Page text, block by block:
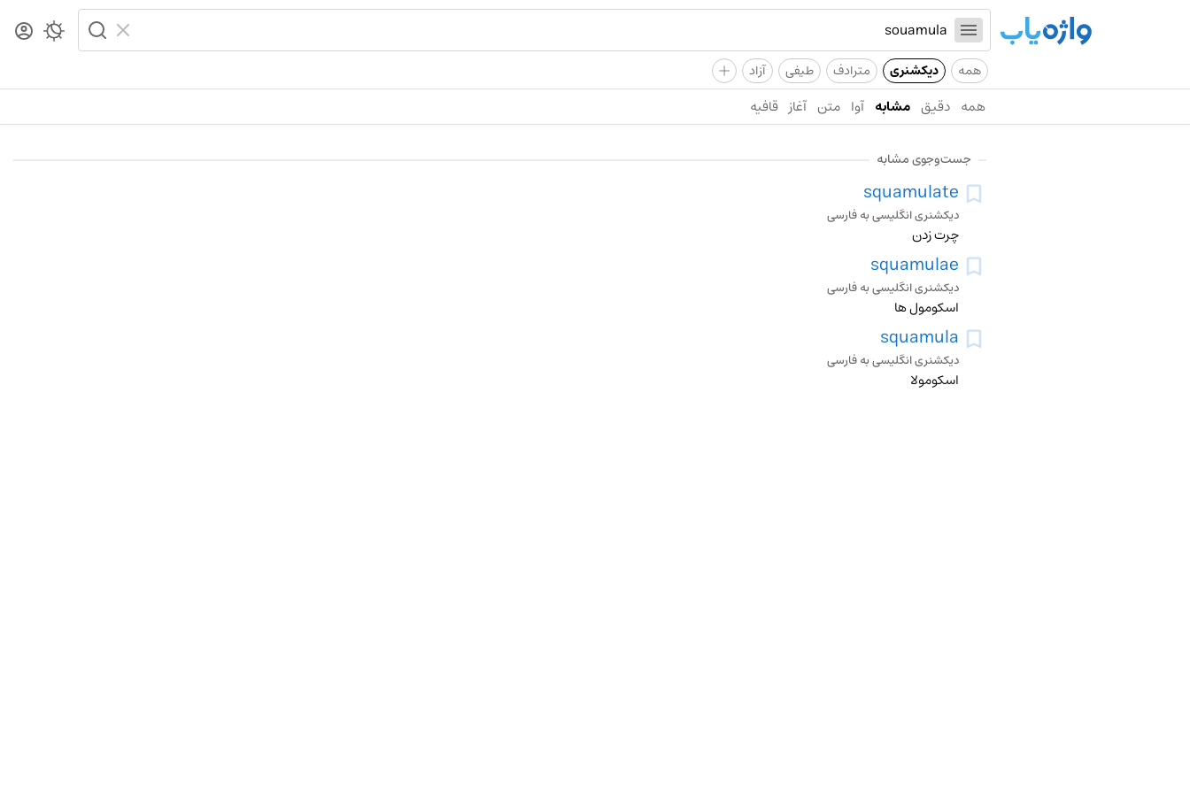
همه دیکشنری مترادف طیفی آزاد +
همه دقیق مشابه آوا متن آغاز قافیه
جست‌وجوی مشابه
squamulate
دیکشنری انگلیسی به فارسی
چرت زدن
squamulae
دیکشنری انگلیسی به فارسی
اسکومول ها
squamula
دیکشنری انگلیسی به فارسی
اسکومولا